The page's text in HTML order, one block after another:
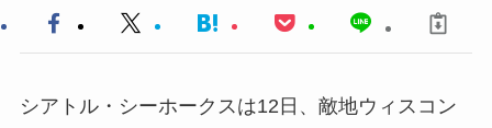
シアトル・シーホークスは12日、敵地ウィスコン